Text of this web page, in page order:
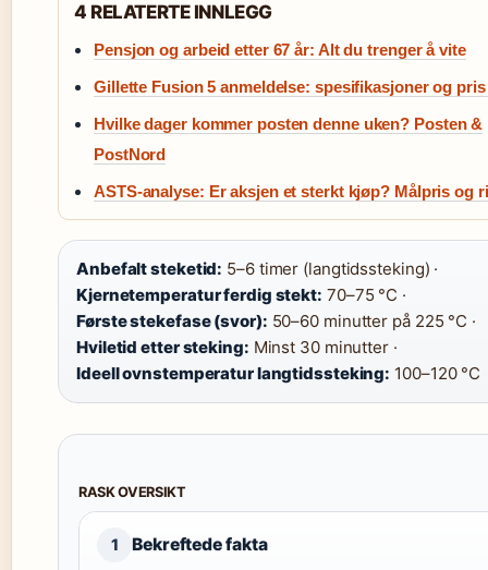
4 RELATERTE INNLEGG
Pensjon og arbeid etter 67 år: Alt du trenger å vite
Gillette Fusion 5 anmeldelse: spesifikasjoner og
Hvilke dager kommer posten denne uken? Posten &
PostNord
ASTS-analyse: Er aksjen et sterkt kjøp? Målpris og
Anbefalt steketid: 5–6 timer (langtidssteking) ·
Kjernetemperatur ferdig stekt: 70–75 °C ·
Første stekefase (svor): 50–60 minutter på 225 °C ·
Hviletid etter steking: Minst 30 minutter ·
Ideell ovnstemperatur langtidssteking: 100–120 °C
RASK OVERSIKT
1 Bekreftede fakta